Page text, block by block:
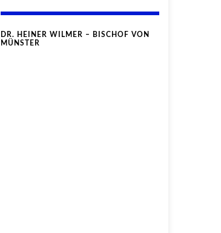
DR. HEINER WILMER – BISCHOF VON
MÜNSTER